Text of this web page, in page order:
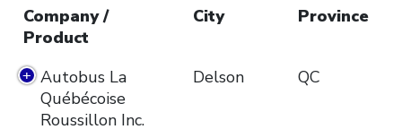
Company /
Product
City Province
Autobus La
Québécoise
Roussillon Inc.
Delson QC